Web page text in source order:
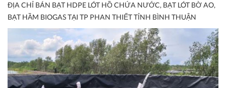
ĐỊA CHỈ BÁN BẠT HDPE LÓT HỒ CHỨA NƯỚC, BẠT LÓT BỜ AO,
BẠT HẦM BIOGAS TẠI TP PHAN THIẾT TỈNH BÌNH THUẬN